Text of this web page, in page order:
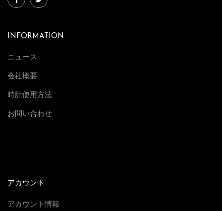
INFORMATION
ニュース
会社概要
時計使用方法
お問い合わせ
アカウント
アカウント情報